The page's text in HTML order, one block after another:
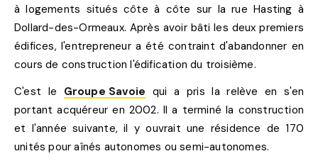
à logements situés côte à côte sur la rue Hasting à
Dollard-des-Ormeaux. Après avoir bâti les deux premiers
édifices, l'entrepreneur a été contraint d'abandonner en
cours de construction l'édification du troisième.
C'est le Groupe Savoie qui a pris la relève en s'en
portant acquéreur en 2002. Il a terminé la construction
et l'année suivante, il y ouvrait une résidence de 170
unités pour aînés autonomes ou semi-autonomes.